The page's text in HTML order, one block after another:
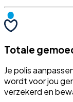
Totale
Je polis
wordt voor jou
verzekerd en